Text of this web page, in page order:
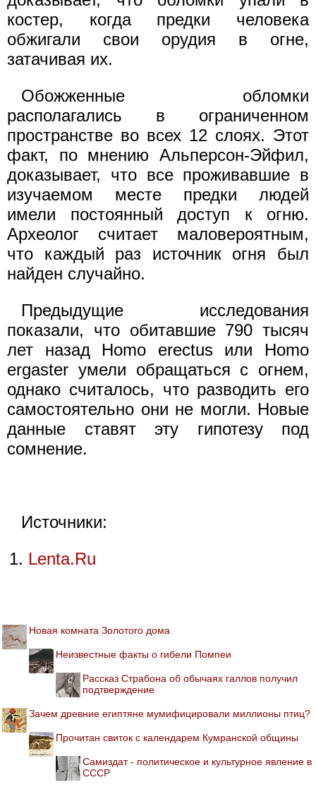
костер, когда предки человека
обжигали свои орудия в огне,
затачивая их.
Обожженные обломки
располагались в ограниченном
пространстве во всех 12 слоях. Этот
факт, по мнению Альперсон-Эйфил,
доказывает, что все проживавшие в
изучаемом месте предки людей
имели постоянный доступ к огню.
Археолог считает маловероятным,
что каждый раз источник огня был
найден случайно.
Предыдущие исследования
показали, что обитавшие 790 тысяч
лет назад Homo erectus или Homo
ergaster умели обращаться с огнем,
однако считалось, что разводить его
самостоятельно они не могли. Новые
данные ставят эту гипотезу под
сомнение.
Источники:
Lenta.Ru
Новая комната Золотого дома
Неизвестные факты о гибели Помпеи
Рассказ Страбона об обычаях галлов получил
подтверждение
Зачем древние египтяне мумифицировали миллионы птиц?
Прочитан свиток с календарем Кумранской общины
Самиздат - политическое и культурное явление в
СССР